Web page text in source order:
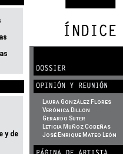
y de
Laura González Flores
Verónica Dillon
Gerardo Suter
Leticia Muñoz Cobeñas
José Enrique Mateo León